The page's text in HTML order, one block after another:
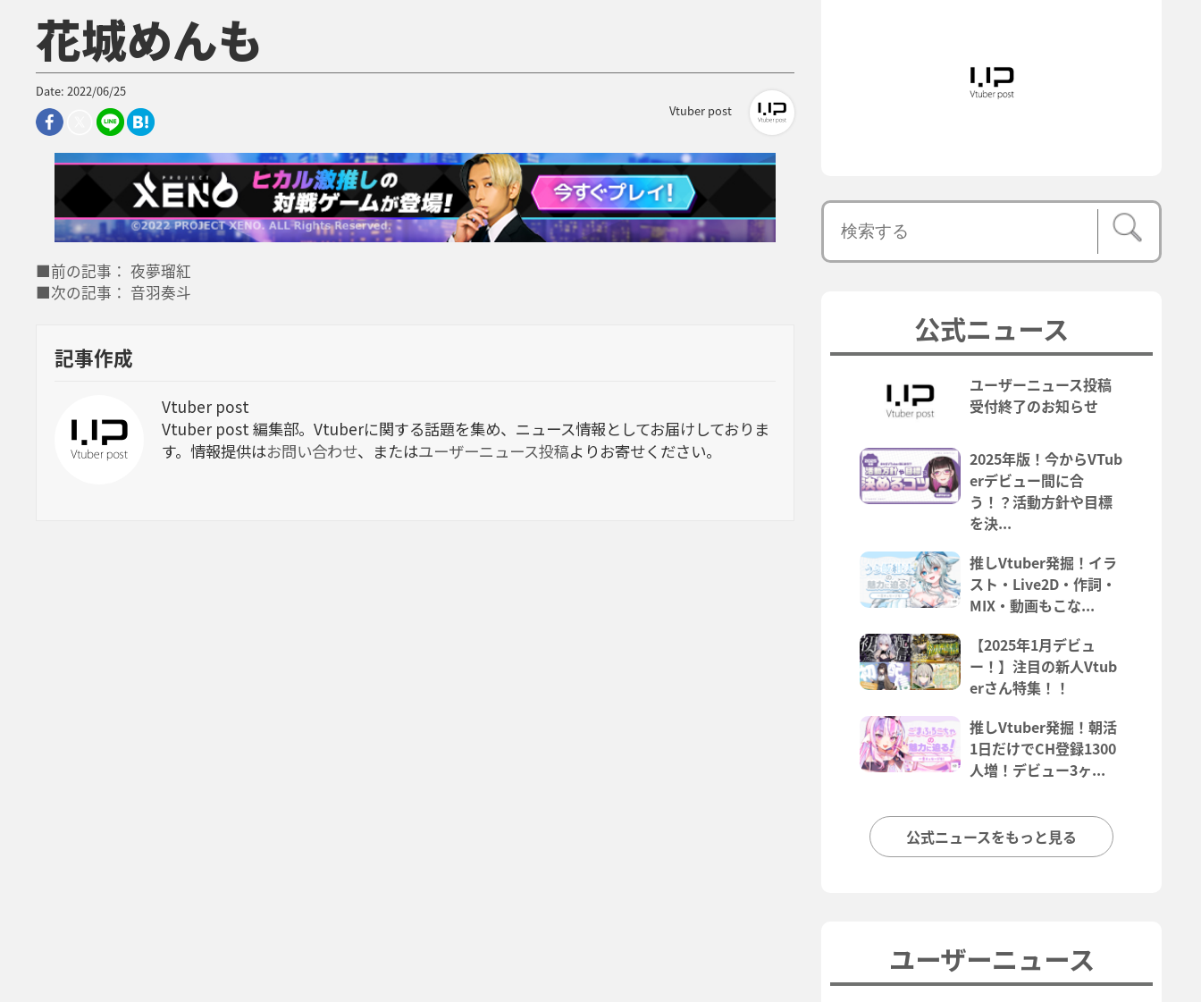
花城めんも
Date: 2022/06/25
Vtuber post
■前の記事： 夜夢瑠紅
■次の記事： 音羽奏斗
記事作成
Vtuber post
Vtuber post 編集部。Vtuberに関する話題を集め、ニュース情報としてお届けしておりま
す。情報提供はお問い合わせ、またはユーザーニュース投稿よりお寄せください。
公式ニュース
ユーザーニュース投稿
受付終了のお知らせ
2025年版！今からVTub
erデビュー間に合
う！？活動方針や目標
を決...
推しVtuber発掘！イラ
スト・Live2D・作詞・
MIX・動画もこな...
【2025年1月デビュ
ー！】注目の新人Vtub
erさん特集！！
推しVtuber発掘！朝活
1日だけでCH登録1300
人増！デビュー3ヶ...
公式ニュースをもっと見る
ユーザーニュース